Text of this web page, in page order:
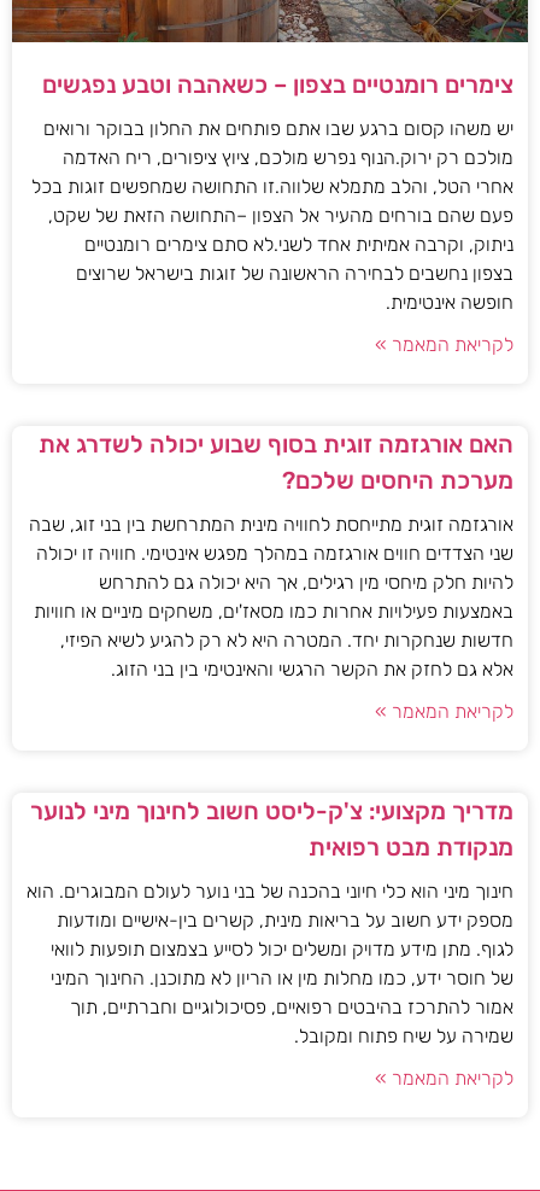
צימרים רומנטיים בצפון – כשאהבה וטבע נפגשים
יש משהו קסום ברגע שבו אתם פותחים את החלון בבוקר ורואים
מולכם רק ירוק.הנוף נפרש מולכם, ציוץ ציפורים, ריח האדמה
אחרי הטל, והלב מתמלא שלווה.זו התחושה שמחפשים זוגות בכל
פעם שהם בורחים מהעיר אל הצפון –התחושה הזאת של שקט,
ניתוק, וקרבה אמיתית אחד לשני.לא סתם צימרים רומנטיים
בצפון נחשבים לבחירה הראשונה של זוגות בישראל שרוצים
חופשה אינטימית.
לקריאת המאמר »
האם אורגזמה זוגית בסוף שבוע יכולה לשדרג את
מערכת היחסים שלכם?
אורגזמה זוגית מתייחסת לחוויה מינית המתרחשת בין בני זוג, שבה
שני הצדדים חווים אורגזמה במהלך מפגש אינטימי. חוויה זו יכולה
להיות חלק מיחסי מין רגילים, אך היא יכולה גם להתרחש
באמצעות פעילויות אחרות כמו מסאז'ים, משחקים מיניים או חוויות
חדשות שנחקרות יחד. המטרה היא לא רק להגיע לשיא הפיזי,
אלא גם לחזק את הקשר הרגשי והאינטימי בין בני הזוג.
לקריאת המאמר »
מדריך מקצועי: צ'ק-ליסט חשוב לחינוך מיני לנוער
מנקודת מבט רפואית
חינוך מיני הוא כלי חיוני בהכנה של בני נוער לעולם המבוגרים. הוא
מספק ידע חשוב על בריאות מינית, קשרים בין-אישיים ומודעות
לגוף. מתן מידע מדויק ומשלים יכול לסייע בצמצום תופעות לוואי
של חוסר ידע, כמו מחלות מין או הריון לא מתוכנן. החינוך המיני
אמור להתרכז בהיבטים רפואיים, פסיכולוגיים וחברתיים, תוך
שמירה על שיח פתוח ומקובל.
לקריאת המאמר »